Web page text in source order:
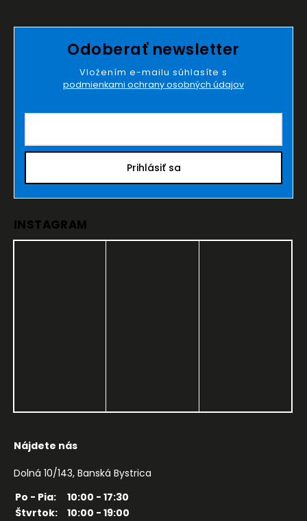
Odoberať newsletter
Vložením e-mailu súhlasíte s
podmienkami ochrany osobných údajov
Prihlásiť sa
INSTAGRAM
Nájdete nás
Dolná 10/143, Banská Bystrica
Po - Pia:
10:00 - 17:30
Štvrtok:
10:00 - 19:00